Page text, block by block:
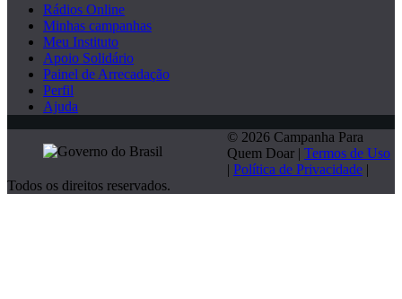
Rádios Online
Minhas campanhas
Meu Instituto
Apoio Solidário
Painel de Arrecadação
Perfil
Ajuda
© 2026 Campanha Para
Quem Doar | Termos de Uso
| Política de Privacidade |
Todos os direitos reservados.